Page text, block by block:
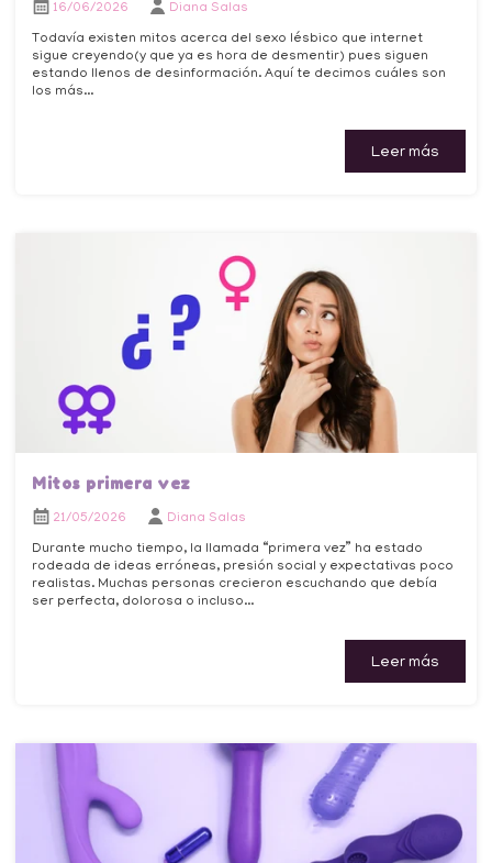
16/06/2026 Diana Salas
Todavía existen mitos acerca del sexo lésbico que internet
sigue creyendo(y que ya es hora de desmentir) pues siguen
estando llenos de desinformación. Aquí te decimos cuáles son
los más...
Leer más
Mitos primera vez
21/05/2026 Diana Salas
Durante mucho tiempo, la llamada “primera vez” ha estado
rodeada de ideas erróneas, presión social y expectativas poco
realistas. Muchas personas crecieron escuchando que debía
ser perfecta, dolorosa o incluso...
Leer más